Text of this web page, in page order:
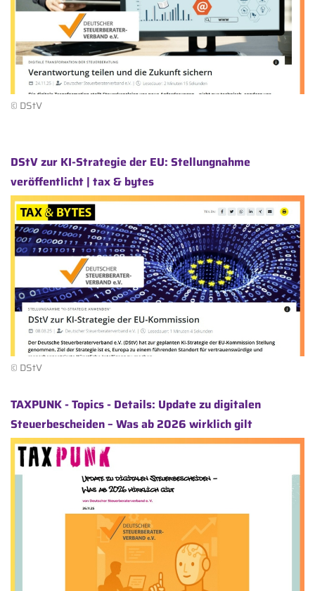
© DStV
DStV zur KI-Strategie der EU: Stellungnahme
veröffentlicht | tax & bytes
© DStV
TAXPUNK - Topics - Details: Update zu digitalen
Steuerbescheiden – Was ab 2026 wirklich gilt